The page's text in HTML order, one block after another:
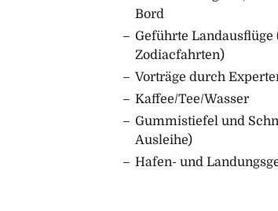
Fischerdorf und Kolonien
und Küstenseeschwalben.
8. Tag: Ausschiffung in
Heute wird Ihr Schiff an der
Verabschiedung von der
Bustransfer nach Reykjavik
Erinnerungen und
Bord
Geführte Landausflüge
Zodiacfahrten)
Vorträge durch
Kaffee/Tee/Wasser
Gummistiefel und
Ausleihe)
Hafen- und